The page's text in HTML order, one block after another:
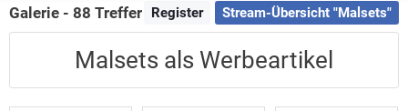
Galerie - 88 Treffer Register Stream-Übersicht "Malsets"
Malsets als Werbeartikel